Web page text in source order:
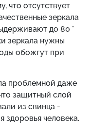
что отсутствует
зеркала
до 80 °
зеркала нужны
обожгут при
проблемной даже
защитный слой
из свинца -
здоровья человека.